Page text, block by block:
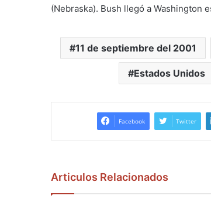
(Nebraska). Bush llegó a Washington
11 de septiembre del 2001
Estados Unidos
Facebook Twitter
Articulos Relacionados